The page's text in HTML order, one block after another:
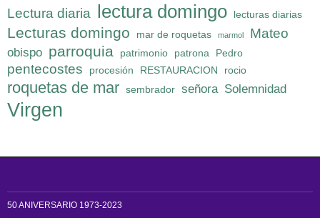
Lectura diaria lectura domingo lecturas diarias
Lecturas domingo mar de roquetas marmol Mateo
obispo parroquia patrimonio patrona Pedro
pentecostes procesión RESTAURACION rocio
roquetas de mar sembrador señora Solemnidad
Virgen
50 ANIVERSARIO 1973-2023